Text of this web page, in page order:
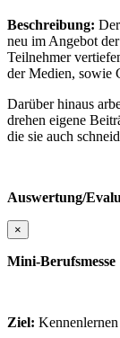
Beschreibung:
neu im Angebot
Teilnehmer
der Medien, sowie
Darüber hinaus
drehen eigene
die sie auch
Auswertung/
×
Mini-Berufsmesse
Ziel: